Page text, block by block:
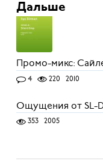
Дальше
Промо-микс:
4 220 2010
Ощущения от SL-
353 2005